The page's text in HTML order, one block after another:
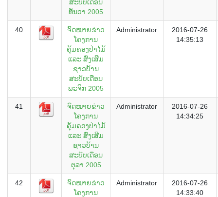
ສະບັບເດືອນ
ທັນວາ 2005
40
ຈົດໝາຍຂ່າວ
ໂຄງການ
ຄຸ້ມຄອງປ່າໄມ້
ແລະ ສົ່ງເສີມ
ຊາວບ້ານ
ສະບັບເດືອນ
ພະຈິກ 2005
Administrator
2016-07-26
14:35:13
41
ຈົດໝາຍຂ່າວ
ໂຄງການ
ຄຸ້ມຄອງປ່າໄມ້
ແລະ ສົ່ງເສີມ
ຊາວບ້ານ
ສະບັບເດືອນ
ຕຸລາ 2005
Administrator
2016-07-26
14:34:25
42
ຈົດໝາຍຂ່າວ
ໂຄງການ
Administrator
2016-07-26
14:33:40